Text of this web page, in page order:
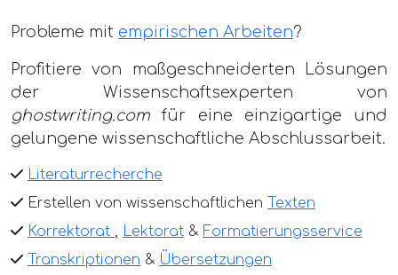
Probleme mit empirischen Arbeiten?
Profitiere von maßgeschneiderten Lösungen
der Wissenschaftsexperten von
ghostwriting.com für eine einzigartige und
gelungene wissenschaftliche Abschlussarbeit.
Literaturrecherche
Erstellen von wissenschaftlichen
Texten
Korrektorat , Lektorat & Formatierungsservice
Transkriptionen & Übersetzungen